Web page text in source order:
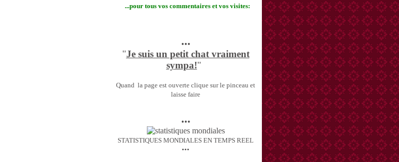
...pour tous vos commentaires et vos visites:
•••
"Je suis un petit chat vraiment
sympa!"
Quand la page est ouverte clique sur le pinceau et
laisse faire
•••
STATISTIQUES MONDIALES EN TEMPS REEL
•••